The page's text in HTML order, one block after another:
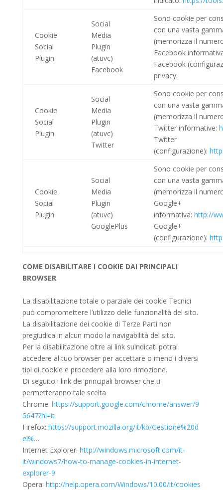
Cookie
Social
Plugin
Social
Media
Plugin
(atuvc)
Facebook
Sono cookie per
con una vasta
(memorizza il
Facebook
Facebook
privacy.
Cookie
Social
Plugin
Social
Media
Plugin
(atuvc)
Twitter
Sono cookie per
con una vasta
(memorizza il
Twitter informative:
Twitter
(configurazione):
Cookie
Social
Plugin
Social
Media
Plugin
(atuvc)
GooglePlus
Sono cookie per
con una vasta
(memorizza il
Google+
informativa: http://
Google+
(configurazione):
COME DISABILITARE I COOKIE DAI PRINCIPALI
BROWSER
La disabilitazione totale o parziale dei cookie Tecnici
può compromettere l’utilizzo delle funzionalità del sito.
La disabilitazione dei cookie di Terze Parti non
pregiudica in alcun modo la navigabilità del sito.
Per la disabilitazione oltre ai link suindicati potrai
accedere al tuo browser per accettare o meno i diversi
tipi di cookie e procedere alla loro rimozione.
Di seguito i link dei principali browser che ti
permetteranno tale scelta
Chrome: https://support.google.com/chrome/answer/9
5647?hl=it
Firefox: https://support.mozilla.org/it/kb/Gestione%20d
ei%…
Internet Explorer: http://windows.microsoft.com/it-
it/windows7/how-to-manage-cookies-in-internet-
explorer-9
Opera: http://help.opera.com/Windows/10.00/it/cookies